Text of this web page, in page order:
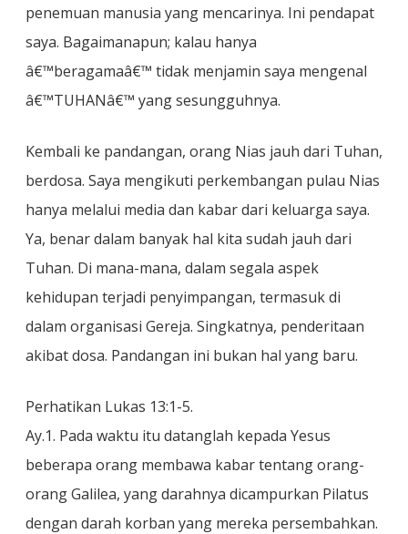
penemuan manusia yang mencarinya. Ini pendapat
saya. Bagaimanapun; kalau hanya
â€™beragamaâ€™ tidak menjamin saya mengenal
â€™TUHANâ€™ yang sesungguhnya.
Kembali ke pandangan, orang Nias jauh dari Tuhan,
berdosa. Saya mengikuti perkembangan pulau Nias
hanya melalui media dan kabar dari keluarga saya.
Ya, benar dalam banyak hal kita sudah jauh dari
Tuhan. Di mana-mana, dalam segala aspek
kehidupan terjadi penyimpangan, termasuk di
dalam organisasi Gereja. Singkatnya, penderitaan
akibat dosa. Pandangan ini bukan hal yang baru.
Perhatikan Lukas 13:1-5.
Ay.1. Pada waktu itu datanglah kepada Yesus
beberapa orang membawa kabar tentang orang-
orang Galilea, yang darahnya dicampurkan Pilatus
dengan darah korban yang mereka persembahkan.